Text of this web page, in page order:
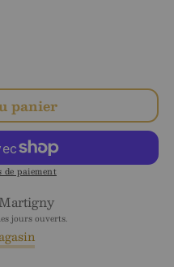
panier
de paiement
jours ouverts.